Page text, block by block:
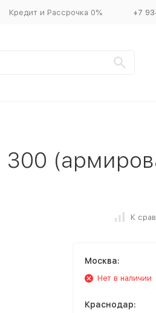
Кредит и Рассрочка 0% +7
К
Москва:
Нет в наличии
Краснодар: